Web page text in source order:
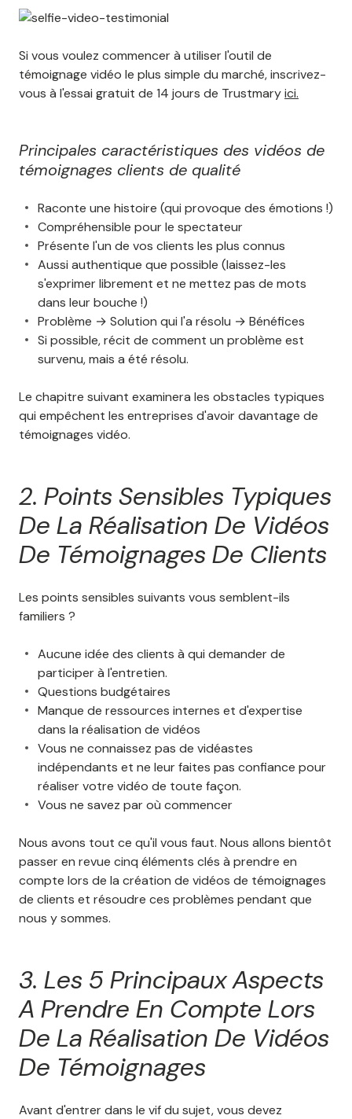
Si vous voulez commencer à utiliser l'outil de
témoignage vidéo le plus simple du marché, inscrivez-
vous à l'essai gratuit de 14 jours de Trustmaryici.
Principales caractéristiques des vidéos de
témoignages clients de qualité
Raconte une histoire (qui provoque des émotions !)
Compréhensible pour le spectateur
Présente l'un de vos clients les plus connus
Aussi authentique que possible (laissez-les
s'exprimer librement et ne mettez pas de mots
dans leur bouche !)
Problème → Solution qui l'a résolu → Bénéfices
Si possible, récit de comment un problème est
survenu, mais a été résolu.
Le chapitre suivant examinera les obstacles typiques
qui empêchent les entreprises d'avoir davantage de
témoignages vidéo.
2. Points Sensibles Typiques
De La Réalisation De Vidéos
De Témoignages De Clients
Les points sensibles suivants vous semblent-ils
familiers ?
Aucune idée des clients à qui demander de
participer à l'entretien.
Questions budgétaires
Manque de ressources internes et d'expertise
dans la réalisation de vidéos
Vous ne connaissez pas de vidéastes
indépendants et ne leur faites pas confiance pour
réaliser votre vidéo de toute façon.
Vous ne savez par où commencer
Nous avons tout ce qu'il vous faut. Nous allons bientôt
passer en revue cinq éléments clés à prendre en
compte lors de la création de vidéos de témoignages
de clients et résoudre ces problèmes pendant que
nous y sommes.
3. Les 5 Principaux Aspects
A Prendre En Compte Lors
De La Réalisation De Vidéos
De Témoignages
Avant d'entrer dans le vif du sujet, vous devez